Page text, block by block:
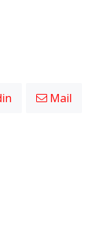
Mail